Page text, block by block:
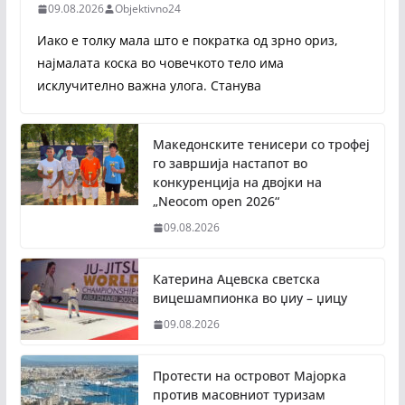
09.08.2026 Objektivno24
Иако е толку мала што е пократка од зрно ориз,
најмалата коска во човечкото тело има
исклучително важна улога. Станува
Македонските тенисери со трофеј
го завршија настапот во
конкуренција на двојки на
„Neocom open 2026“
09.08.2026
Катерина Ацевска светска
вицешампионка во џиу – џицу
09.08.2026
Протести на островот Мајорка
против масовниот туризам